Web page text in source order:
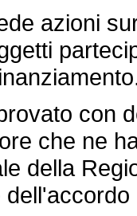
azioni
con
che ne
della